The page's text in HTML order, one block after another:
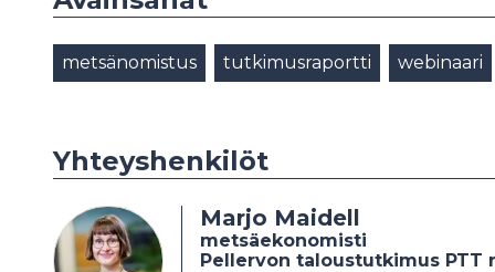
metsänomistus tutkimusraportti webinaari
Yhteyshenkilöt
Marjo Maidell
metsäekonomisti
Pellervon taloustutkimus PTT